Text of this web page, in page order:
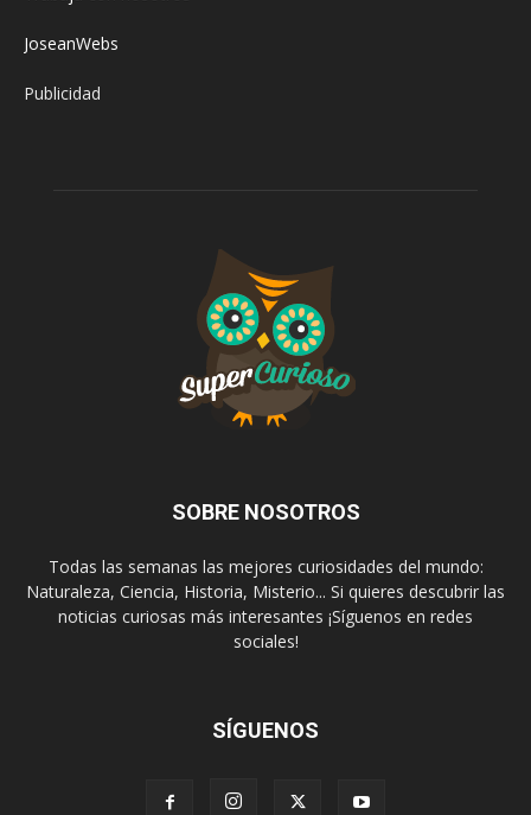
JoseanWebs
Publicidad
SOBRE NOSOTROS
Todas las semanas las mejores curiosidades del mundo:
Naturaleza, Ciencia, Historia, Misterio... Si quieres descubrir las
noticias curiosas más interesantes ¡Síguenos en redes
sociales!
SÍGUENOS